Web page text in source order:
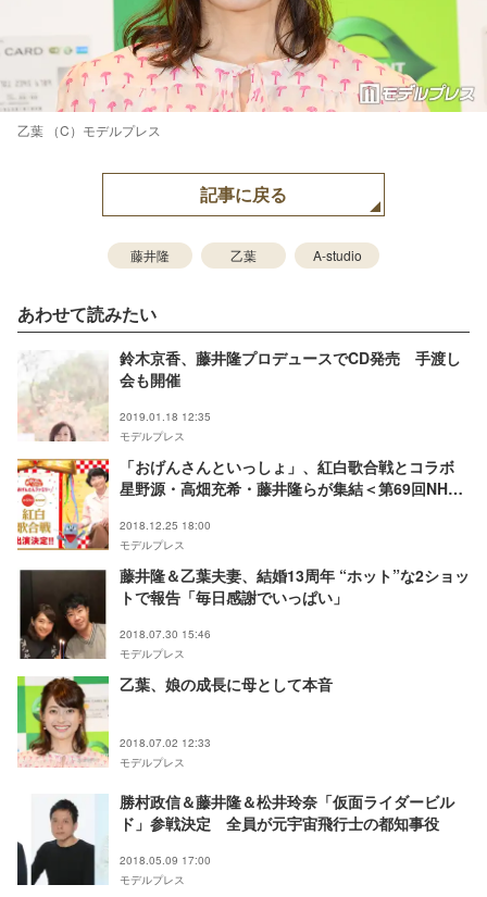
乙葉 （C）モデルプレス
記事に戻る
藤井隆 乙葉 A-studio
あわせて読みたい
鈴木京香、藤井隆プロデュースでCD発売 手渡し
会も開催
2019.01.18 12:35
モデルプレス
「おげんさんといっしょ」、紅白歌合戦とコラボ
星野源・高畑充希・藤井隆らが集結＜第69回NHK
2018.12.25 18:00
モデルプレス
藤井隆＆乙葉夫妻、結婚13周年 “ホット”な2ショッ
トで報告「毎日感謝でいっぱい」
2018.07.30 15:46
モデルプレス
乙葉、娘の成長に母として本音
2018.07.02 12:33
モデルプレス
勝村政信＆藤井隆＆松井玲奈「仮面ライダービル
ド」参戦決定 全員が元宇宙飛行士の都知事役
2018.05.09 17:00
モデルプレス